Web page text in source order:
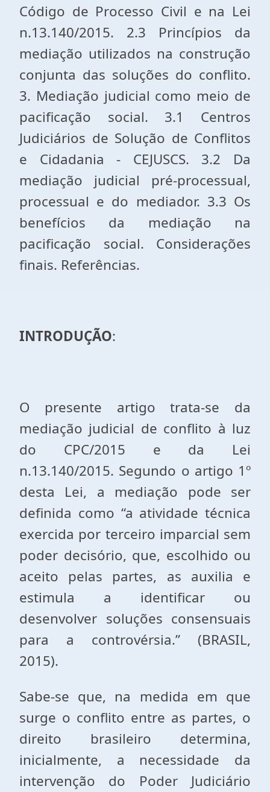
Código de Processo Civil e na Lei
n.13.140/2015. 2.3 Princípios da
mediação utilizados na construção
conjunta das soluções do conflito.
3. Mediação judicial como meio de
pacificação social. 3.1 Centros
Judiciários de Solução de Conflitos
e Cidadania - CEJUSCS. 3.2 Da
mediação judicial pré-processual,
processual e do mediador. 3.3 Os
benefícios da mediação na
pacificação social. Considerações
finais. Referências.
INTRODUÇÃO:
O presente artigo trata-se da
mediação judicial de conflito à luz
do CPC/2015 e da Lei
n.13.140/2015. Segundo o artigo 1º
desta Lei, a mediação pode ser
definida como “a atividade técnica
exercida por terceiro imparcial sem
poder decisório, que, escolhido ou
aceito pelas partes, as auxilia e
estimula a identificar ou
desenvolver soluções consensuais
para a controvérsia.” (BRASIL,
2015).
Sabe-se que, na medida em que
surge o conflito entre as partes, o
direito brasileiro determina,
inicialmente, a necessidade da
intervenção do Poder Judiciário